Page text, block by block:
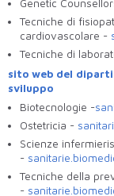
Genetic
Tecniche di
cardiovascolare -
Tecniche di
sito web del
sviluppo
Biotecnologie -
Ostetricia -
Scienze
-
Tecniche della
-